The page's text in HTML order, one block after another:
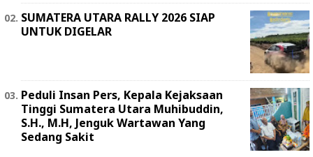
SUMATERA UTARA RALLY 2026 SIAP
UNTUK DIGELAR
Peduli Insan Pers, Kepala Kejaksaan
Tinggi Sumatera Utara Muhibuddin,
S.H., M.H, Jenguk Wartawan Yang
Sedang Sakit